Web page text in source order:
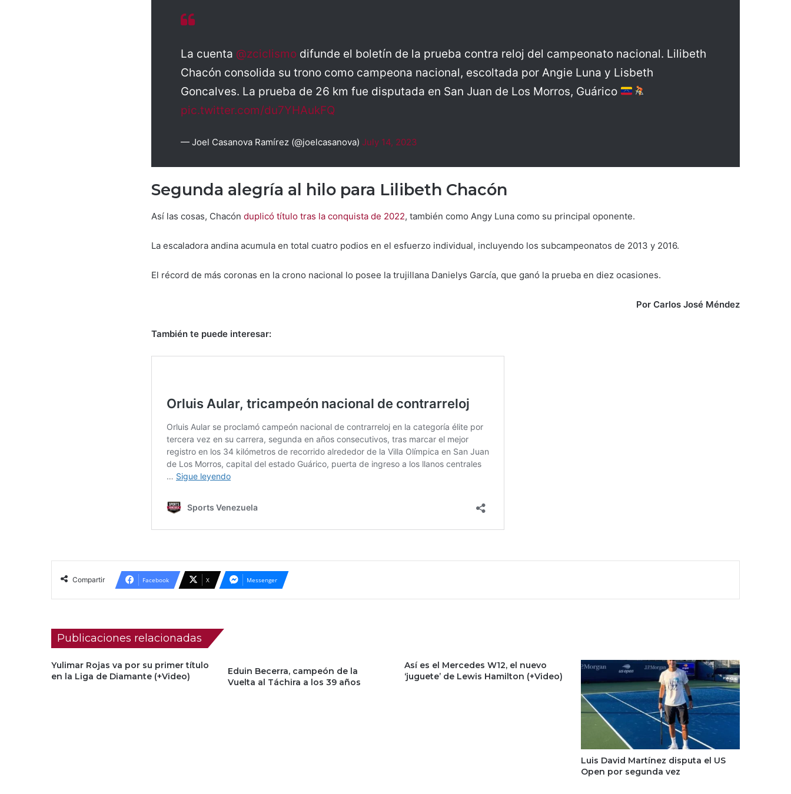
La cuenta @zciclismo difunde el boletín de la prueba contra reloj del campeonato nacional. Lilibeth
Chacón consolida su trono como campeona nacional, escoltada por Angie Luna y Lisbeth
Goncalves. La prueba de 26 km fue disputada en San Juan de Los Morros, Guárico
pic.twitter.com/du7YHAukFQ
— Joel Casanova Ramírez (@joelcasanova) July 14, 2023
Segunda alegría al hilo para Lilibeth Chacón
Así las cosas, Chacón duplicó título tras la conquista de 2022, también como Angy Luna como su principal oponente.
La escaladora andina acumula en total cuatro podios en el esfuerzo individual, incluyendo los subcampeonatos de 2013 y 2016.
El récord de más coronas en la crono nacional lo posee la trujillana Danielys García, que ganó la prueba en diez ocasiones.
Por Carlos José Méndez
También te puede interesar:
Compartir Facebook X Messenger
Publicaciones relacionadas
Yulimar Rojas va por su primer título
en la Liga de Diamante (+Video)
Eduin Becerra, campeón de la
Vuelta al Táchira a los 39 años
Así es el Mercedes W12, el nuevo
‘juguete’ de Lewis Hamilton (+Video)
Luis David Martínez disputa el US
Open por segunda vez